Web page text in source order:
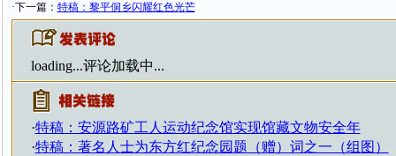
·下一篇： 特稿：黎平侗乡闪耀红色光芒
loading...评论加载中...
·特稿：安源路矿工人运动纪念馆实现馆藏文物安全年
·特稿：著名人士为东方红纪念园题（赠）词之一（组图）